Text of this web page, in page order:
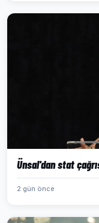
Ünsal'dan stat
2 gün önce